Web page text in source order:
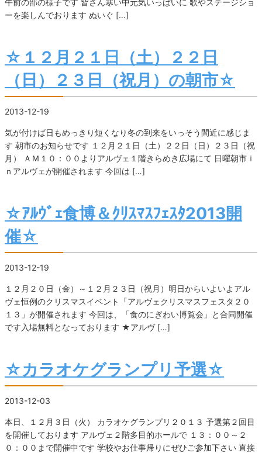
午前の部の様子です 皆さん寒い中元気いっぱいに 歌やステージショ
ーを楽しんでおります ぬいぐ […]
☆１２月２１日（土）２２日
（日）２３日（祝月）の朝市☆
2013-12-19
気が付けば日もめっきり短くなり冬の到来をいっそう間近に感じま
す 朝市のお知らせです １２月２１日（土）２２日（日）２３日（祝
月） ＡＭ１０：００よりアルヴェ１階きらめき広場にて 日曜朝市ｉ
ｎアルヴェが開催されます 今回は […]
☆ｱﾙｳﾞｪ食博＆ｸﾘｽﾏｽﾌｪｽﾀ2013開
催☆
2013-12-19
１２月２０日（金）～１２月２３日（祝月）明日からいよいよアル
ヴェ恒例のクリスマスイベント「アルヴェクリスマスフェスタ２０
１３」が開催されます 今回は、「食のにぎわい博覧会」と合同開催
です入場無料となっております ★アルヴ […]
☆カラオケグランプリ予選☆
2013-12-03
本日、１２月３日（火） カラオケグランプリ２０１３ 予選第２回目
を開催しております アルヴェ２階多目的ホールで １３：００～２
０：００まで開催中です 学校やお仕事帰りにぜひご参加下さい 直接